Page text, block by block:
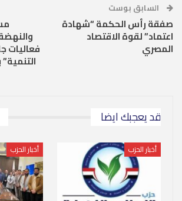
السابق بوست
صفقة رأس الحكمة “شهادة
اعتماد” لقوة الاقتصاد
المصري فعاليات
قد يعجبك ايضا
أخبار الحزب أخبار الحزب